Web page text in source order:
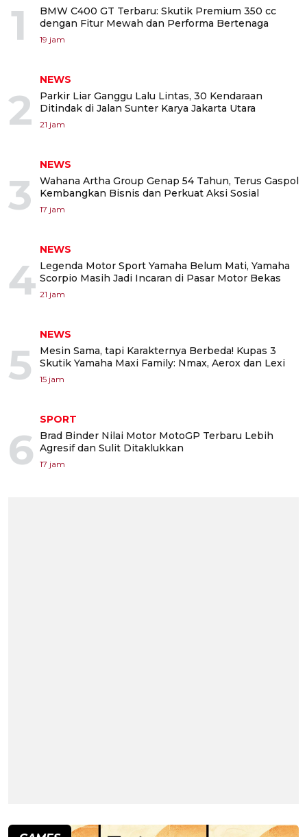
1
BMW C400 GT Terbaru: Skutik Premium 350 cc
dengan Fitur Mewah dan Performa Bertenaga
19 jam
2
NEWS
Parkir Liar Ganggu Lalu Lintas, 30 Kendaraan
Ditindak di Jalan Sunter Karya Jakarta Utara
21 jam
3
NEWS
Wahana Artha Group Genap 54 Tahun, Terus Gaspol
Kembangkan Bisnis dan Perkuat Aksi Sosial
17 jam
4
NEWS
Legenda Motor Sport Yamaha Belum Mati, Yamaha
Scorpio Masih Jadi Incaran di Pasar Motor Bekas
21 jam
5
NEWS
Mesin Sama, tapi Karakternya Berbeda! Kupas 3
Skutik Yamaha Maxi Family: Nmax, Aerox dan Lexi
15 jam
6
SPORT
Brad Binder Nilai Motor MotoGP Terbaru Lebih
Agresif dan Sulit Ditaklukkan
17 jam